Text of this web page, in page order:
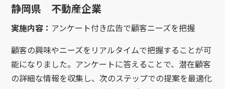
静岡県 不動産企業
実施内容： アンケート付き広告で顧客ニーズを把握
顧客の興味やニーズをリアルタイムで把握することが可
能になりました。アンケートに答えることで、潜在顧客
の詳細な情報を収集し、次のステップでの提案を最適化